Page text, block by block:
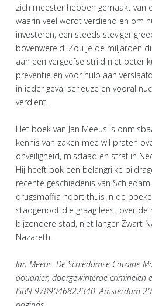
zich meester hebben gemaakt van
waarin veel wordt verdiend en om
investeren, een steeds steviger
bovenwereld. Zou je de miljarden
aan een vergeefse strijd niet beter
preventie en voor hulp aan
in ieder geval serieuze en vooral
verdient.
Het boek van Jan Meeus is
kennis van zaken mee wil praten
onveiligheid, misdaad en straf in
Hij heeft ook een belangrijke
recente geschiedenis van
drugsmaffia hoort thuis in de
stadgenoot die graag leest over de
bijzondere stad, niet langer Zwart
Nazareth.
Jan Meeus. De Schiedamse Cocaïne
douanier, doorgewinterde criminelen
ISBN 9789046822340. Amsterdam